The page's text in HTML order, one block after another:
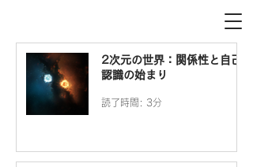
2次元の世界：関係性と自己
認識の始まり
読了時間: 3分